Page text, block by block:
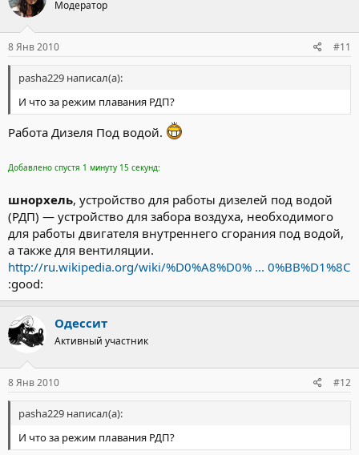
Модератор
8 Янв 2010 #11
pasha229 написал(а):
И что за режим плавания РДП?
Работа Дизеля Под водой.
Добавлено спустя 1 минуту 15 секунд:
шнорхель, устройство для работы дизелей под водой
(РДП) — устройство для забора воздуха, необходимого
для работы двигателя внутреннего сгорания под водой,
а также для вентиляции.
http://ru.wikipedia.org/wiki/%D0%A8%D0% ... 0%BB%D1%8C
:good:
Одессит
Активный участник
8 Янв 2010 #12
pasha229 написал(а):
И что за режим плавания РДП?